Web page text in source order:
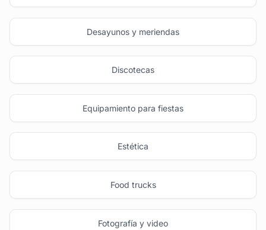
Desayunos y meriendas
Discotecas
Equipamiento para fiestas
Estética
Food trucks
Fotografía y video